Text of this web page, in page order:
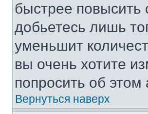
быстрее
добьетесь лишь
уменьшит
вы очень хотите
попросить об
Вернуться наверх